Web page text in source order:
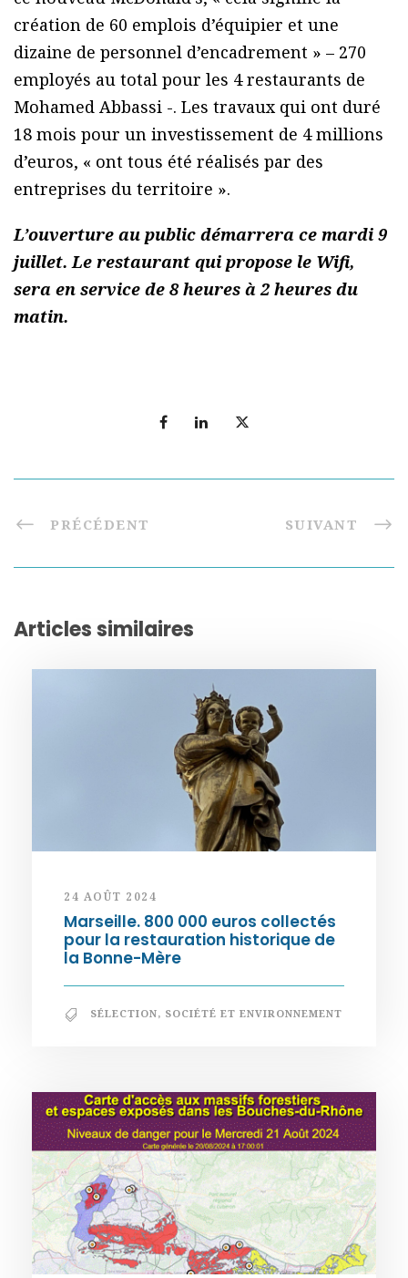
création de 60 emplois d’équipier et une
dizaine de personnel d’encadrement » – 270
employés au total pour les 4 restaurants de
Mohamed Abbassi -. Les travaux qui ont duré
18 mois pour un investissement de 4 millions
d’euros, « ont tous été réalisés par des
entreprises du territoire ».
L’ouverture au public démarrera ce mardi 9
juillet. Le restaurant qui propose le Wifi,
sera en service de 8 heures à 2 heures du
matin.
PRÉCÉDENT SUIVANT
Articles similaires
24 AOÛT 2024
Marseille. 800 000 euros collectés
pour la restauration historique de
la Bonne-Mère
SÉLECTION, SOCIÉTÉ ET ENVIRONNEMENT